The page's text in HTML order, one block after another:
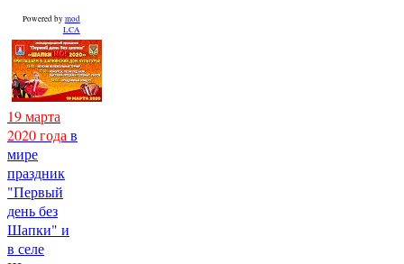
Powered by mod
LCA
19 марта
2020 года в
мире
праздник
"Первый
день без
Шапки" и
в селе